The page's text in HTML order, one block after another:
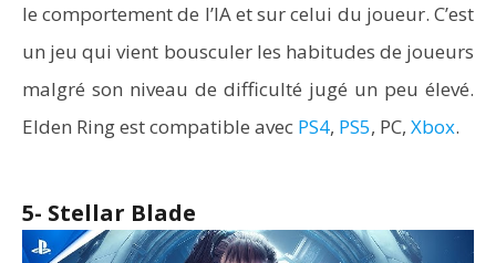
le comportement de l’IA et sur celui du joueur. C’est
un jeu qui vient bousculer les habitudes de joueurs
malgré son niveau de difficulté jugé un peu élevé.
Elden Ring est compatible avec PS4, PS5, PC, Xbox.
5- Stellar Blade